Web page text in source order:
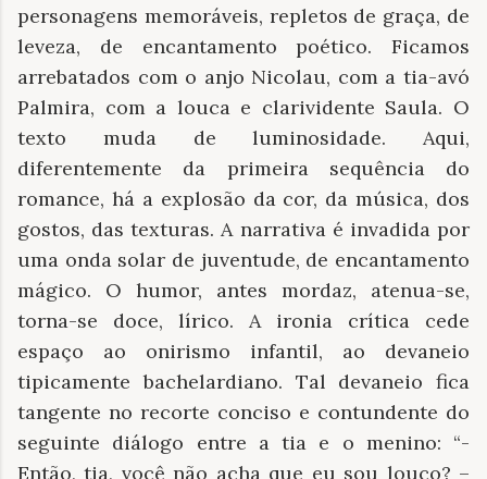
personagens memoráveis, repletos de graça, de
leveza, de encantamento poético. Ficamos
arrebatados com o anjo Nicolau, com a tia-avó
Palmira, com a louca e clarividente Saula. O
texto muda de luminosidade. Aqui,
diferentemente da primeira sequência do
romance, há a explosão da cor, da música, dos
gostos, das texturas. A narrativa é invadida por
uma onda solar de juventude, de encantamento
mágico. O humor, antes mordaz, atenua-se,
torna-se doce, lírico. A ironia crítica cede
espaço ao onirismo infantil, ao devaneio
tipicamente bachelardiano. Tal devaneio fica
tangente no recorte conciso e contundente do
seguinte diálogo entre a tia e o menino: “-
Então, tia, você não acha que eu sou louco? –